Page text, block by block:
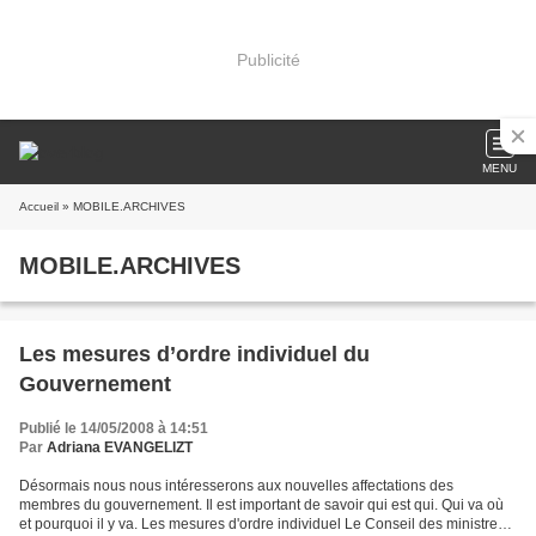
Publicité
MENU
Accueil » MOBILE.ARCHIVES
MOBILE.ARCHIVES
Les mesures d’ordre individuel du
Gouvernement
Publié le 14/05/2008 à 14:51
Par Adriana EVANGELIZT
Désormais nous nous intéresserons aux nouvelles affectations des
membres du gouvernement. Il est important de savoir qui est qui. Qui va où
et pourquoi il y va. Les mesures d'ordre individuel Le Conseil des ministres a